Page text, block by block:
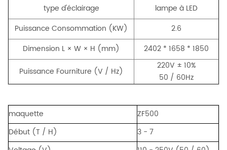
type d'éclairage
lampe à LED
Puissance Consommation (KW)
2.6
Dimension L × W × H (mm)
2402 * 1658 * 1850
Puissance Fourniture (V / Hz)
220V ± 10%
50 / 60Hz
maquette
ZF500
Début (T / H)
3 - 7